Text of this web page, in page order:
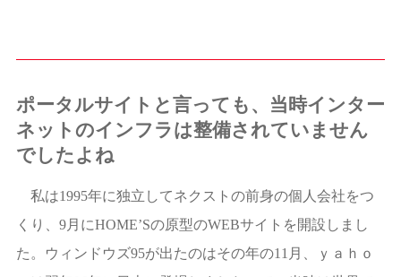
ポータルサイトと言っても、当時インター
ネットのインフラは整備されていません
でしたよね
私は1995年に独立してネクストの前身の個人会社をつ
くり、9月にHOME’Sの原型のWEBサイトを開設しまし
た。ウィンドウズ95が出たのはその年の11月、ｙａｈｏ